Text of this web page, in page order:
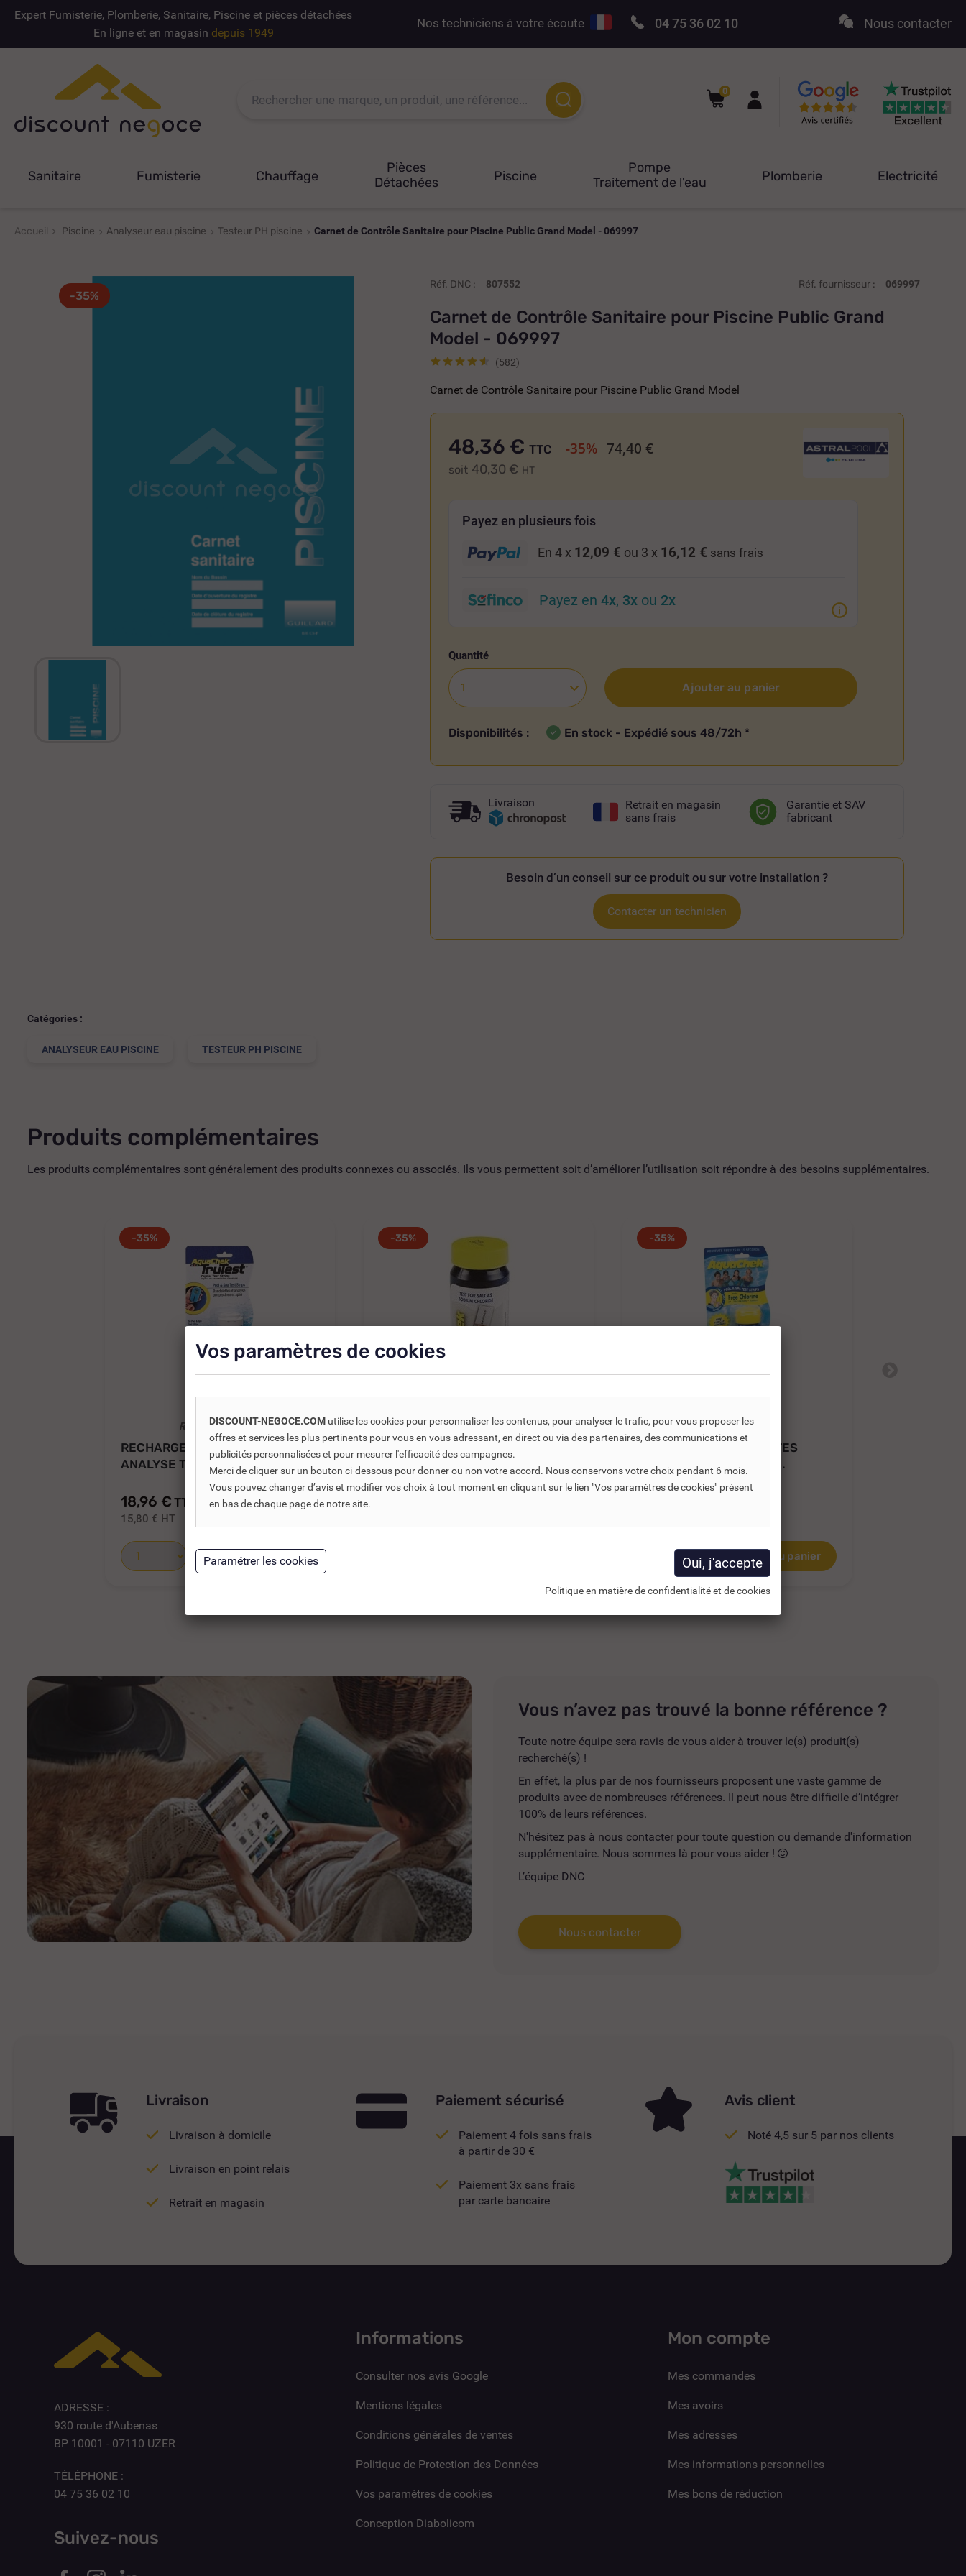
Expert Fumisterie, Plomberie, Sanitaire, Piscine et pièces détachées
En ligne et en magasin depuis 1949
Nos techniciens à votre écoute 04 75 36 02 10 Nous contacter
0
Sanitaire Fumisterie Chauffage
Pièces
Détachées
Piscine
Pompe
Traitement de l'eau
Plomberie Electricité
Accueil Piscine Analyseur eau piscine Testeur PH piscine Carnet de Contrôle Sanitaire pour Piscine Public Grand Model - 069997
-35%
Réf. DNC : 807552 Réf. fournisseur : 069997
Carnet de Contrôle Sanitaire pour Piscine Public Grand
Model - 069997
(582)
Carnet de Contrôle Sanitaire pour Piscine Public Grand Model
48,36 €
soit 40,30 € HT
TTC -35% 74,40 €
Payez en plusieurs fois
En 4 x 12,09 € ou 3 x 16,12 € sans frais
Payez en4x, 3x ou 2x
Quantité
Ajouter au panier
Disponibilités : En stock - Expédié sous 48/72h *
Livraison
Retrait en magasin
sans frais
Garantie et SAV
fabricant
Besoin d’un conseil sur ce produit ou sur votre installation ?
Contacter un technicien
Catégories :
ANALYSEUR EAU PISCINE TESTEUR PH PISCINE
Produits complémentaires
Les produits complémentaires sont généralement des produits connexes ou associés. Ils vous permettent soit d’améliorer l’utilisation soit répondre à des besoins supplémentaires.
-35%
REF DNC :807511
RECHARGE DE 50 BANDELETTES
ANALYSE TRU...
18,96 € TTC 29,17 €
15,80 € HT
Ajouter au panier
-35%
REF DNC :807512
BLISTER 10 BANDELETTES
D'ANALYSE SEL...
-35%
REF DNC : 807513
BLISTER 50 BANDELETTES
D'ANALYSE AQUACHEK...
Ajouter au panier
Vous n’avez pas trouvé la bonne référence ?
Toute notre équipe sera ravis de vous aider à trouver le(s) produit(s)
recherché(s) !
En effet, la plus par de nos fournisseurs proposent une vaste gamme de
produits avec de nombreuses références. Il peut nous être difficile d’intégrer
100% de leurs références.
N'hésitez pas à nous contacter pour toute question ou demande d'information
supplémentaire. Nous sommes là pour vous aider !
L’équipe DNC
Nous contacter
Livraison
Livraison à domicile
Livraison en point relais
Retrait en magasin
Paiement sécurisé
Paiement 4 fois sans frais
à partir de 30 €
Paiement 3x sans frais
par carte bancaire
Avis client
Noté 4,5 sur 5 par nos clients
ADRESSE :
930 route d'Aubenas
BP 10001 - 07110 UZER
TÉLÉPHONE :
04 75 36 02 10
Suivez-nous
Informations
Consulter nos avis Google
Mentions légales
Conditions générales de ventes
Politique de Protection des Données
Vos paramètres de cookies
Conception Diabolicom
Mon compte
Mes commandes
Mes avoirs
Mes adresses
Mes informations personnelles
Mes bons de réduction
Vos paramètres de cookies
DISCOUNT-NEGOCE.COM utilise les cookies pour personnaliser les contenus, pour analyser le trafic, pour vous proposer les
offres et services les plus pertinents pour vous en vous adressant, en direct ou via des partenaires, des communications et
publicités personnalisées et pour mesurer l'efficacité des campagnes.
Merci de cliquer sur un bouton ci-dessous pour donner ou non votre accord. Nous conservons votre choix pendant 6 mois.
Vous pouvez changer d’avis et modifier vos choix à tout moment en cliquant sur le lien "Vos paramètres de cookies" présent
en bas de chaque page de notre site.
Politique en matière de confidentialité et de cookies